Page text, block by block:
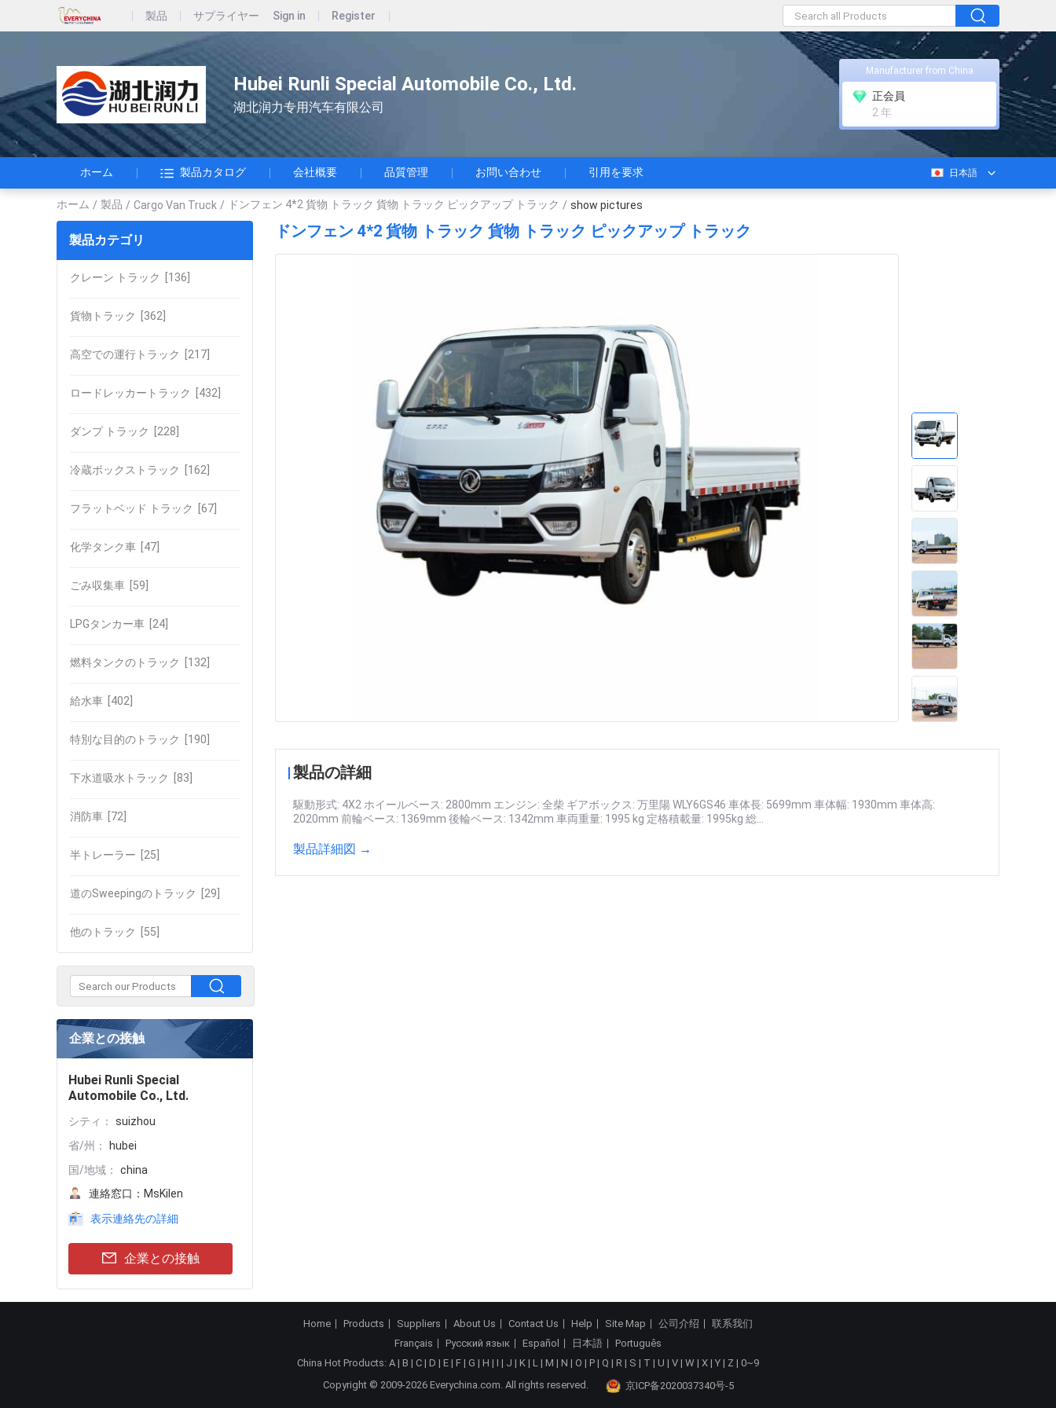
製品 サプライヤー Sign in Register
Hubei Runli Special Automobile Co., Ltd.
湖北润力专用汽车有限公司
Manufacturer from China
正会員
2 年
ホーム 製品カタログ 会社概要 品質管理 お問い合わせ 引用を要求 日本語
ホーム / 製品 / Cargo Van Truck / ドンフェン 4*2 貨物 トラック 貨物 トラック ピックアップ トラック / show pictures
製品カテゴリ
クレーン トラック [136]
貨物トラック [362]
高空での運行トラック [217]
ロードレッカートラック [432]
ダンプ トラック [228]
冷蔵ボックストラック [162]
フラットベッド トラック [67]
化学タンク車 [47]
ごみ収集車 [59]
LPGタンカー車 [24]
燃料タンクのトラック [132]
給水車 [402]
特別な目的のトラック [190]
下水道吸水トラック [83]
消防車 [72]
半トレーラー [25]
道のSweepingのトラック [29]
他のトラック [55]
企業との接触
Hubei Runli Special
Automobile Co., Ltd.
シティ：
suizhou
省/州：
hubei
国/地域：
china
連絡窓口： MsKilen
表示連絡先の詳細
企業との接触
ドンフェン 4*2 貨物 トラック 貨物 トラック ピックアップ トラック
製品の詳細
駆動形式: 4X2 ホイールベース: 2800mm エンジン: 全柴 ギアボックス: 万里陽 WLY6GS46 車体長: 5699mm 車体幅: 1930mm 車体高:
2020mm 前輪ベース: 1369mm 後輪ベース: 1342mm 車両重量: 1995 kg 定格積載量: 1995kg 総...
製品詳細図 →
Home Products Suppliers About Us Contact Us Help Site Map 公司介绍
联系我们
Français
Русский язык Español 日本語
Português
China Hot Products: A | B | C | D | E | F | G | H | I | J | K | L | M | N | O | P | Q | R | S | T | U | V | W | X | Y | Z | 0~9
Copyright © 2009-2026 Everychina.com. All rights reserved.
京ICP备2020037340号-5